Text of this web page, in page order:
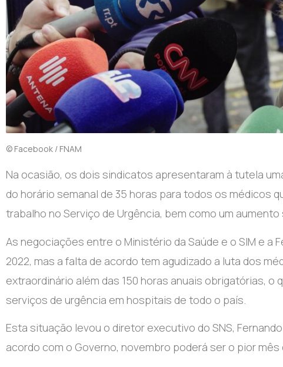
© Facebook / FNAM
Na ocasião, os dois sindicatos ​​​​​​​apresentaram à tutela
do horário semanal de 35 horas para todos os médicos
trabalho no Serviço de Urgência, bem como um
As negociações entre o Ministério da Saúde e o SIM e a
2022, mas a falta de acordo tem agudizado a luta dos
extraordinário além das 150 horas anuais obrigatórias,
serviços de urgência em hospitais de todo o país.
Esta situação levou o diretor executivo do SNS,
acordo com o Governo, novembro poderá ser o pior mês